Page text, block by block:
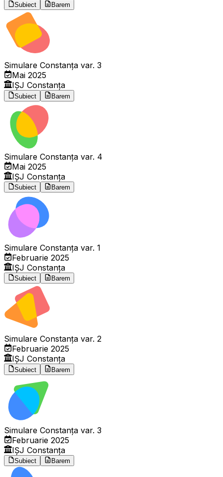
Subiect Barem
Simulare Constanța var. 3
Mai 2025
IȘJ Constanța
Subiect Barem
Simulare Constanța var. 4
Mai 2025
IȘJ Constanța
Subiect Barem
Simulare Constanța var. 1
Februarie 2025
IȘJ Constanța
Subiect Barem
Simulare Constanța var. 2
Februarie 2025
IȘJ Constanța
Subiect Barem
Simulare Constanța var. 3
Februarie 2025
IȘJ Constanța
Subiect Barem